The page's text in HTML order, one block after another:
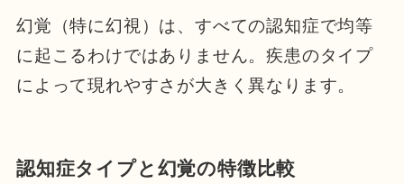
幻覚（特に幻視）は、すべての認知症で均等
に起こるわけではありません。疾患のタイプ
によって現れやすさが大きく異なります。
認知症タイプと幻覚の特徴比較